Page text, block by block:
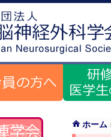
ホーム